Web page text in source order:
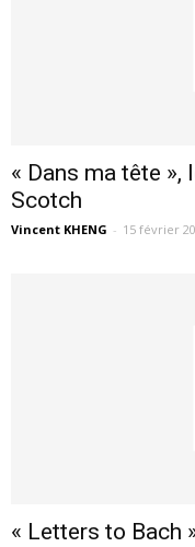
« Dans ma tête »,
Scotch
Vincent KHENG - 15 février
« Letters to Bach